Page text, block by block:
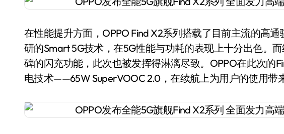
在性能提升方面，OPPO Find X2系列搭载了目前主流的高
研的Smart 5G技术，在5G性能与功耗的表现上十分出色。
碑的闪充功能，此次也被发挥得淋漓尽致。OPPO在此次的
电技术——65W SuperVOOC 2.0，在续航上为用户的使用带